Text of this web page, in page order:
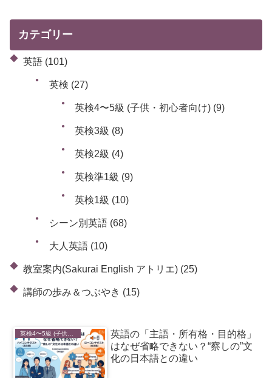
カテゴリー
英語 (101)
英検 (27)
英検4〜5級 (子供・初心者向け) (9)
英検3級 (8)
英検2級 (4)
英検準1級 (9)
英検1級 (10)
シーン別英語 (68)
大人英語 (10)
教室案内(Sakurai English アトリエ) (25)
講師の歩み＆つぶやき (15)
英語の「主語・所有格・目的格」
はなぜ省略できない？“察しの”文
化の日本語との違い